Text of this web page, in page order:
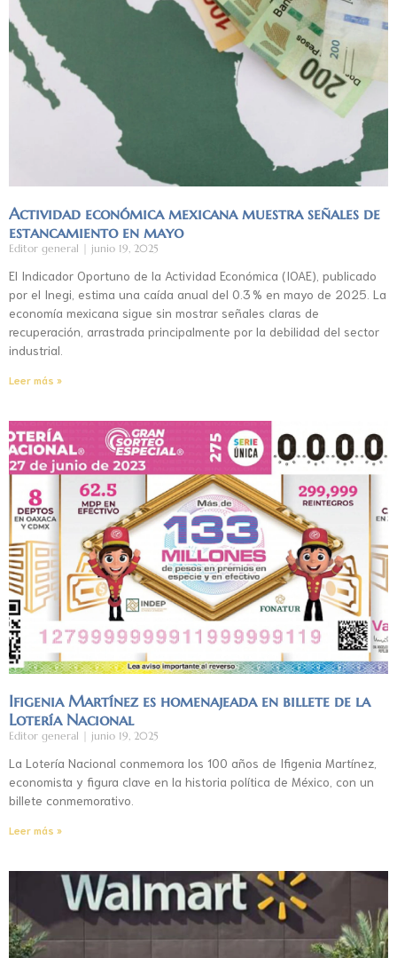
Actividad económica mexicana muestra señales de
estancamiento en mayo
Editor general junio 19, 2025
El Indicador Oportuno de la Actividad Económica (IOAE), publicado
por el Inegi, estima una caída anual del 0.3 % en mayo de 2025. La
economía mexicana sigue sin mostrar señales claras de
recuperación, arrastrada principalmente por la debilidad del sector
industrial.
Leer más »
Ifigenia Martínez es homenajeada en billete de la
Lotería Nacional
Editor general junio 19, 2025
La Lotería Nacional conmemora los 100 años de Ifigenia Martínez,
economista y figura clave en la historia política de México, con un
billete conmemorativo.
Leer más »